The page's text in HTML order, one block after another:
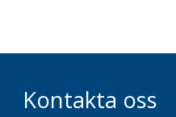
Kontakta oss